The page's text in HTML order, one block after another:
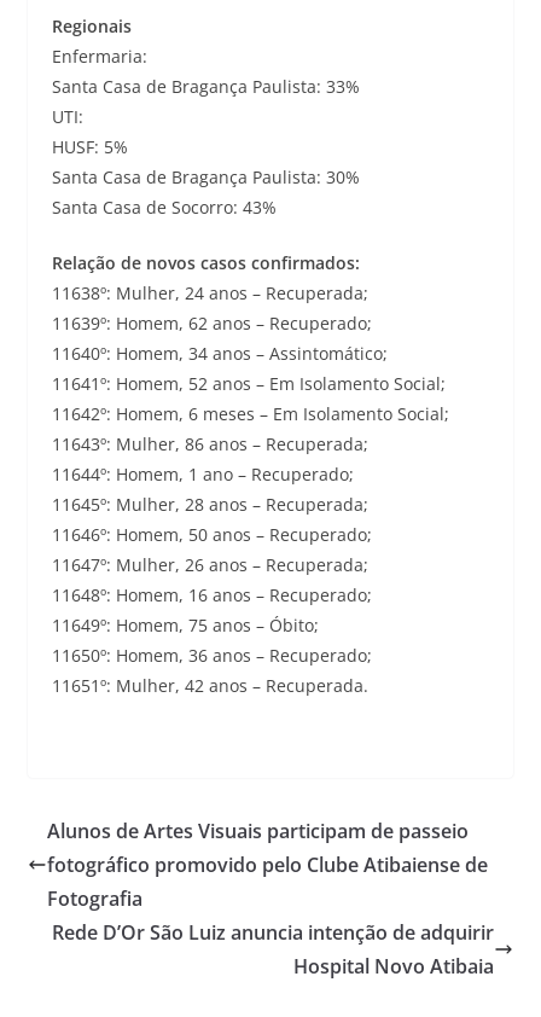
Regionais
Enfermaria:
Santa Casa de Bragança Paulista: 33%
UTI:
HUSF: 5%
Santa Casa de Bragança Paulista: 30%
Santa Casa de Socorro: 43%
Relação de novos casos confirmados:
11638º: Mulher, 24 anos – Recuperada;
11639º: Homem, 62 anos – Recuperado;
11640º: Homem, 34 anos – Assintomático;
11641º: Homem, 52 anos – Em Isolamento Social;
11642º: Homem, 6 meses – Em Isolamento Social;
11643º: Mulher, 86 anos – Recuperada;
11644º: Homem, 1 ano – Recuperado;
11645º: Mulher, 28 anos – Recuperada;
11646º: Homem, 50 anos – Recuperado;
11647º: Mulher, 26 anos – Recuperada;
11648º: Homem, 16 anos – Recuperado;
11649º: Homem, 75 anos – Óbito;
11650º: Homem, 36 anos – Recuperado;
11651º: Mulher, 42 anos – Recuperada.
Alunos de Artes Visuais participam de passeio
fotográfico promovido pelo Clube Atibaiense de
Fotografia
Rede D’Or São Luiz anuncia intenção de adquirir
Hospital Novo Atibaia